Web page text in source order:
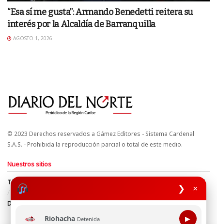
❯ ×
Riohacha Detenida ▶
“Esa sí me gusta”: Armando Benedetti reitera su
interés por la Alcaldía de Barranquilla
AGOSTO 1, 2026
© 2023 Derechos reservados a Gámez Editores - Sistema Cardenal
S.A.S. - Prohibida la reproducción parcial o total de este medio.
Nuestros sitios
Términos y Condiciones
Derechos de Autor y Propiedad Intelectual
Política de uso de cookies
Política de Tratamiento de Datos
Directrices Editoriales